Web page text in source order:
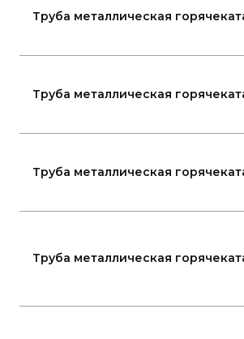
Труба металлическая
Труба металлическая
Труба металлическая
Труба металлическая